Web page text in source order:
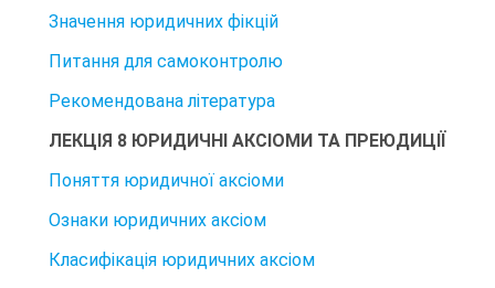
Значення юридичних фікцій
Питання для самоконтролю
Рекомендована література
ЛЕКЦІЯ 8 ЮРИДИЧНІ АКСІОМИ ТА ПРЕЮДИЦІЇ
Поняття юридичної аксіоми
Ознаки юридичних аксіом
Класифікація юридичних аксіом